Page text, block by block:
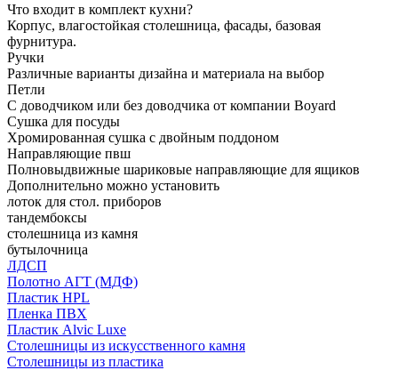
Что входит в комплект кухни?
Корпус, влагостойкая столешница, фасады, базовая
фурнитура.
Ручки
Различные варианты дизайна и материала на выбор
Петли
С доводчиком или без доводчика от компании Boyard
Сушка для посуды
Хромированная сушка с двойным поддоном
Направляющие пвш
Полновыдвижные шариковые направляющие для ящиков
Дополнительно можно установить
лоток для стол. приборов
тандембоксы
столешница из камня
бутылочница
ЛДСП
Полотно АГТ (МДФ)
Пластик HPL
Пленка ПВХ
Пластик Alvic Luxe
Столешницы из искусственного камня
Столешницы из пластика